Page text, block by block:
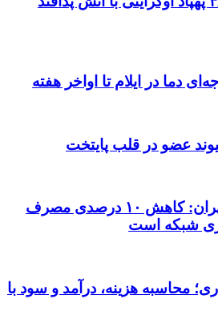
عضو در قلب پایتخت
مدیرعامل برق تهران: کاهش ۱۰ درصدی مصرف
شبکه است
محاسبه هزینه، درآمد و سود با